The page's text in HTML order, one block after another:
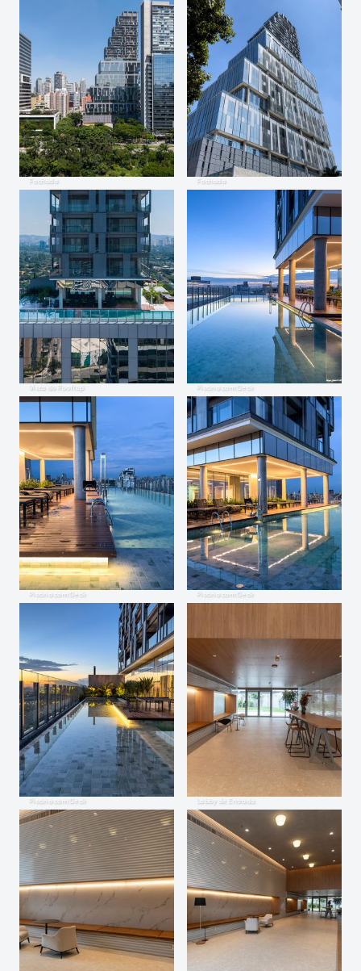
Fachada Fachada
Vista do Rooftop Piscina com Deck
Piscina com Deck Piscina com Deck
Piscina com Deck Lobby de Entrada